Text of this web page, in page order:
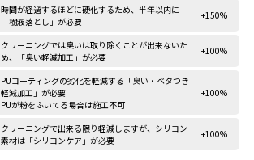
時間が経過するほどに硬化するため、半年以内に
「樹液落とし」が必要
+150%
クリーニングでは臭いは取り除くことが出来ないた
め、「臭い軽減加工」が必要
+100%
PUコーティングの劣化を軽減する「臭い・ベタつき
軽減加工」が必要
PUが粉をふいてる場合は施工不可
+100%
クリーニングで出来る限り軽減しますが、シリコン
素材は「シリコンケア」が必要
+100%